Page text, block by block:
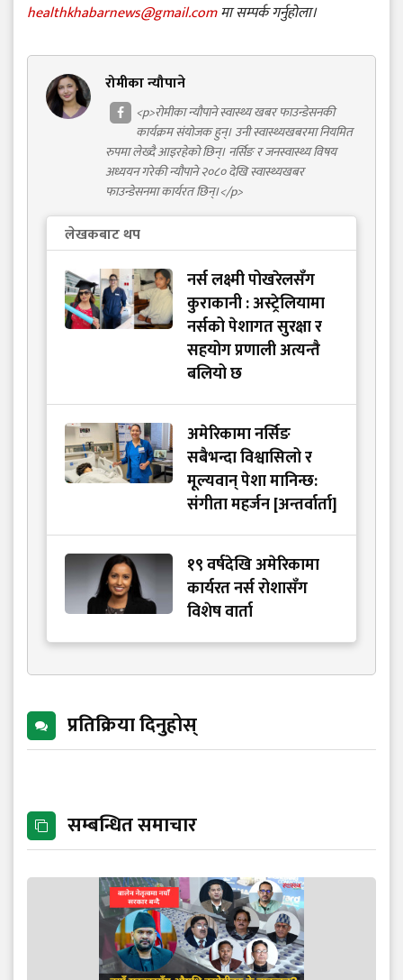
healthkhabarnews@gmail.comमा सम्पर्क गर्नुहोला।
रोमीका न्यौपाने
<p>रोमीका न्यौपाने स्वास्थ्य खबर फाउन्डेसनकी
कार्यक्रम संयोजक हुन्। उनी स्वास्थ्यखबरमा नियमित
रुपमा लेख्दै आइरहेको छिन्। नर्सिङ र जनस्वास्थ्य विषय
अध्ययन गरेकी न्यौपाने २०८० देखि स्वास्थ्यखबर
फाउन्डेसनमा कार्यरत छिन्।</p>
लेखकबाट थप
नर्स लक्ष्मी पोखरेलसँग
कुराकानी : अस्ट्रेलियामा
नर्सको पेशागत सुरक्षा र
सहयोग प्रणाली अत्यन्तै
बलियो छ
अमेरिकामा नर्सिङ
सबैभन्दा विश्वासिलो र
मूल्यवान् पेशा मानिन्छ:
संगीता महर्जन [अन्तर्वार्ता]
१९ वर्षदेखि अमेरिकामा
कार्यरत नर्स रोशासँग
विशेष वार्ता
प्रतिक्रिया दिनुहोस्
सम्बन्धित समाचार